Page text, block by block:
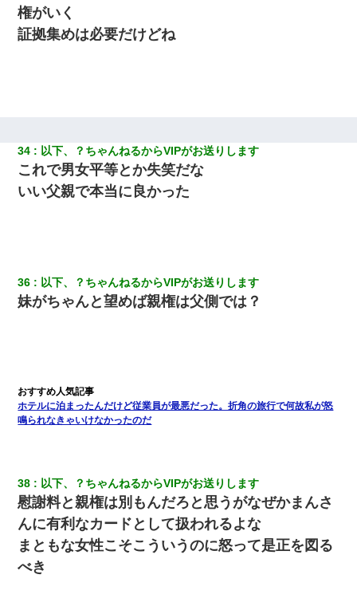
権がいく
証拠集めは必要だけどね
34 以下、？ちゃんねるからVIPがお送りします
これで男女平等とか失笑だな
いい父親で本当に良かった
36 以下、？ちゃんねるからVIPがお送りします
妹がちゃんと望めば親権は父側では？
ホテルに泊まったんだけど従業員が最悪だった。折角の旅行で何故私が怒
鳴られなきゃいけなかったのだ
38 以下、？ちゃんねるからVIPがお送りします
慰謝料と親権は別もんだろと思うがなぜかまんさ
んに有利なカードとして扱われるよな
まともな女性こそこういうのに怒って是正を図る
べき